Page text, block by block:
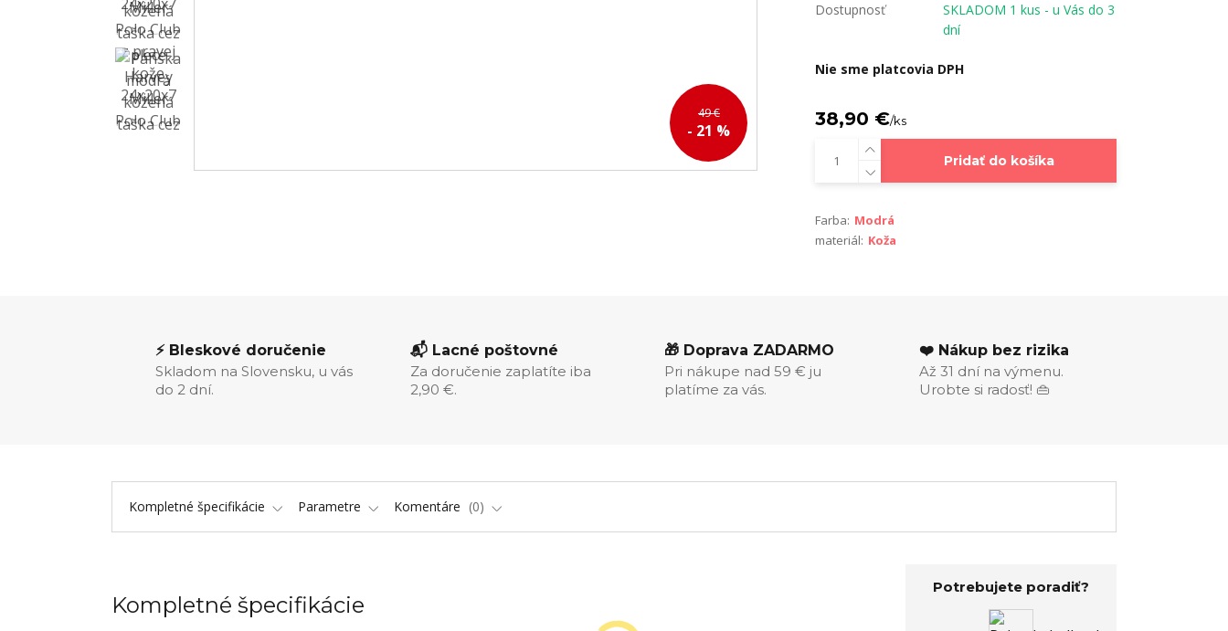
49 €
- 21 %
Dostupnosť
SKLADOM 1 kus - u Vás do 3
dní
Nie sme platcovia DPH
38,90 €/ks
Pridať do košíka
Farba: Modrá
materiál: Koža
⚡ Bleskové doručenie
Skladom na Slovensku, u vás
do 2 dní.
📬 Lacné poštovné
Za doručenie zaplatíte iba
2,90 €.
🎁 Doprava ZADARMO
Pri nákupe nad 59 € ju
platíme za vás.
❤️ Nákup bez rizika
Až 31 dní na výmenu.
Urobte si radosť! 👜
Kompletné špecifikácie Parametre Komentáre 0
Kompletné špecifikácie
Potrebujete poradiť?